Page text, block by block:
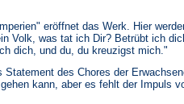
eröffnet das Werk. Hier
Volk, was tat ich Dir? Betrübt ich
dich, und du, du kreuzigst mich."
des Chores der
kann, aber es fehlt der Impuls